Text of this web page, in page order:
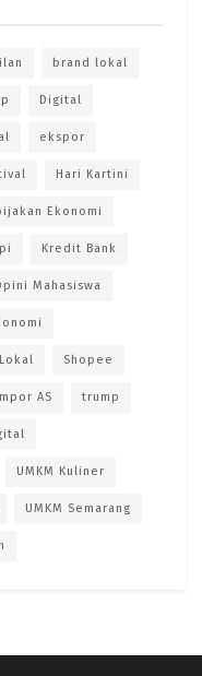
brand lokal
Digital
ekspor
Hari Kartini
Ekonomi
Kredit Bank
Mahasiswa
Shopee
AS trump
UMKM Kuliner
UMKM Semarang